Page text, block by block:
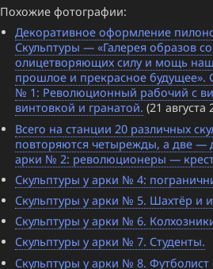
Похожие фотографии:
Декоративное оформление
Скульптуры — «Галерея образов
олицетворяющих силу и мощь
прошлое и прекрасное будущее».
№ 1: Революционный рабочий с
винтовкой и гранатой. (21 августа
Всего на станции 20 различных
повторяются четырежды, а две —
арки № 2: революционеры —
Скульптуры у арки № 4:
Скульптуры у арки № 5. Шахтёр и
Скульптуры у арки № 6.
Скульптуры у арки № 7. Студенты.
Скульптуры у арки № 8.